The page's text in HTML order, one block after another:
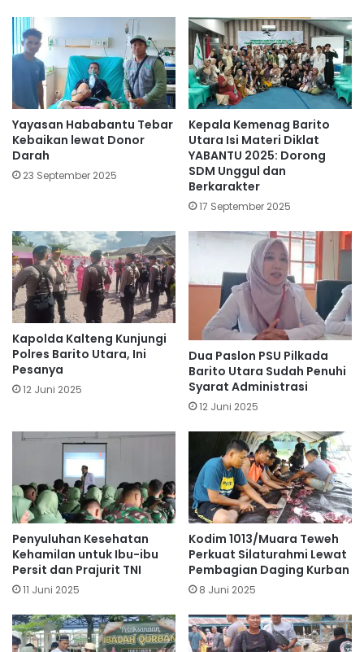
Yayasan Hababantu Tebar
Kebaikan lewat Donor
Darah
23 September 2025
Kepala Kemenag Barito
Utara Isi Materi Diklat
YABANTU 2025: Dorong
SDM Unggul dan
Berkarakter
17 September 2025
Kapolda Kalteng Kunjungi
Polres Barito Utara, Ini
Pesanya
12 Juni 2025
Dua Paslon PSU Pilkada
Barito Utara Sudah Penuhi
Syarat Administrasi
12 Juni 2025
Penyuluhan Kesehatan
Kehamilan untuk Ibu-ibu
Persit dan Prajurit TNI
11 Juni 2025
Kodim 1013/Muara Teweh
Perkuat Silaturahmi Lewat
Pembagian Daging Kurban
8 Juni 2025